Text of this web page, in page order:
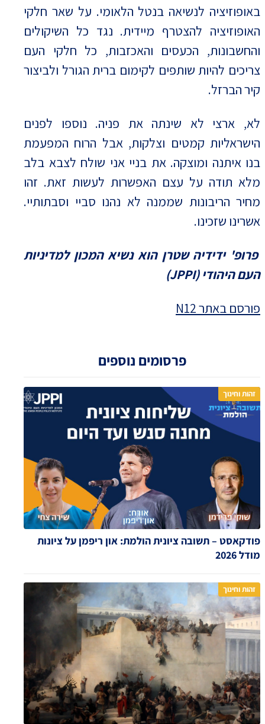
פרסומים נוספים
זהות וחינוך
פודקאסט – תשובה ציונית הולמת: און ריפמן על ציונות
מודל 2026
זהות וחינוך
באופוזיציה לנשיאה בנטל הלאומי. על שאר חלקי
האופוזיציה להצטרף מיידית. נגד כל השיקולים
והחשבונות, הכעסים והאכזבות, כל חלקי העם
צריכים להיות שותפים לקימום ברית הגורל ולביצור
קיר הברזל.
לא, ארצי לא שינתה את פניה. נוספו לפנים
הישראליות קמטים וצלקות, אבל הרוח המפעמת
בנו איתנה ומוצקה. את בניי אני שולח לצבא בלב
מלא תודה על עצם האפשרות לעשות זאת. זהו
מחיר הריבונות שממנה לא נהנו סביי וסבתותיי.
אשרינו שזכינו.
פרופ' ידידיה שטרן הוא נשיא המכון למדיניות
העם היהודי (JPPI)
פורסם באתר N12